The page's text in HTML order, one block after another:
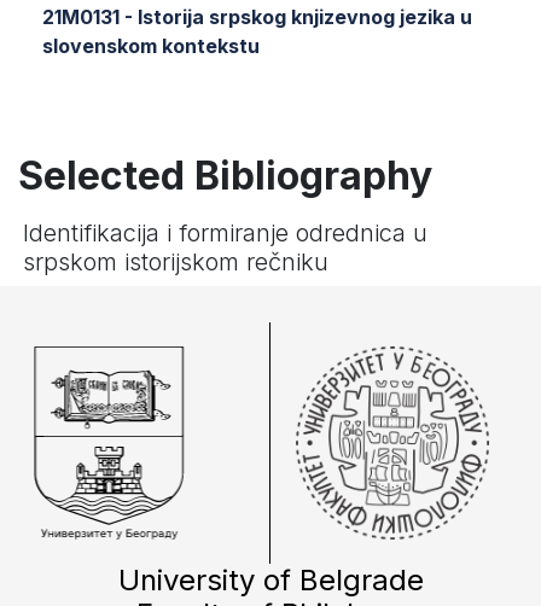
21M0131 - Istorija srpskog knjizevnog jezika u
slovenskom kontekstu
Selected Bibliography
Identifikacija i formiranje odrednica u
srpskom istorijskom rečniku
University of Belgrade